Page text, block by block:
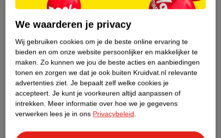
Etiketinformatie
Nature Impact Score
Dit product heeft (nog) geen Nature
Impact Score.
Meer informatie
We waarderen je privacy
Wij gebruiken cookies om je de beste online ervaring te
bieden en om onze website persoonlijker en makkelijker te
maken. Zo kunnen we jou de beste acties en aanbiedingen
tonen en zorgen we dat je ook buiten Kruidvat.nl relevante
advertenties ziet. Je bepaalt zelf welke cookies je
accepteert. Je kunt je voorkeuren altijd aanpassen of
intrekken. Meer informatie over hoe we je gegevens
verwerken lees je in ons Privacybeleid.